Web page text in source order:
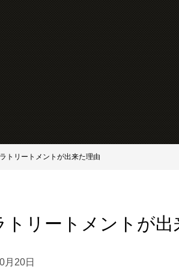
Solana（ソラーナ）
トリートメントが出来た理由
トリートメントが出
月20日